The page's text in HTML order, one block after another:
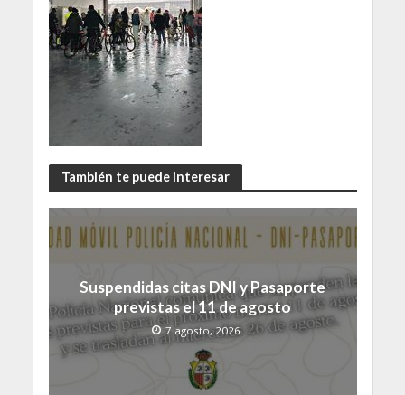
También te puede interesar
Suspendidas citas DNI y Pasaporte
previstas el 11 de agosto
7 agosto, 2026